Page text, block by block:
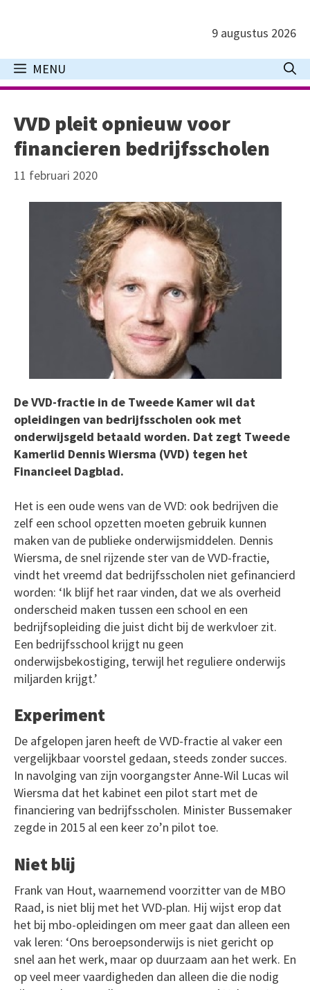
inhoud
9 augustus 2026
MENU
VVD pleit opnieuw voor
financieren bedrijfsscholen
11 februari 2020
De VVD-fractie in de Tweede Kamer wil dat
opleidingen van bedrijfsscholen ook met
onderwijsgeld betaald worden. Dat zegt Tweede
Kamerlid Dennis Wiersma (VVD) tegen het
Financieel Dagblad.
Het is een oude wens van de VVD: ook bedrijven die
zelf een school opzetten moeten gebruik kunnen
maken van de publieke onderwijsmiddelen. Dennis
Wiersma, de snel rijzende ster van de VVD-fractie,
vindt het vreemd dat bedrijfsscholen niet gefinancierd
worden: ‘Ik blijf het raar vinden, dat we als overheid
onderscheid maken tussen een school en een
bedrijfsopleiding die juist dicht bij de werkvloer zit.
Een bedrijfsschool krijgt nu geen
onderwijsbekostiging, terwijl het reguliere onderwijs
miljarden krijgt.’
Experiment
De afgelopen jaren heeft de VVD-fractie al vaker een
vergelijkbaar voorstel gedaan, steeds zonder succes.
In navolging van zijn voorgangster Anne-Wil Lucas wil
Wiersma dat het kabinet een pilot start met de
financiering van bedrijfsscholen. Minister Bussemaker
zegde in 2015 al een keer zo’n pilot toe.
Niet blij
Frank van Hout, waarnemend voorzitter van de MBO
Raad, is niet blij met het VVD-plan. Hij wijst erop dat
het bij mbo-opleidingen om meer gaat dan alleen een
vak leren: ‘Ons beroepsonderwijs is niet gericht op
snel aan het werk, maar op duurzaam aan het werk. En
op veel meer vaardigheden dan alleen die die nodig